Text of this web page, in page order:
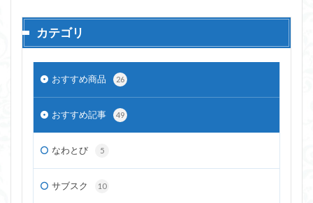
カテゴリ
おすすめ商品 26
おすすめ記事 49
なわとび 5
サブスク 10